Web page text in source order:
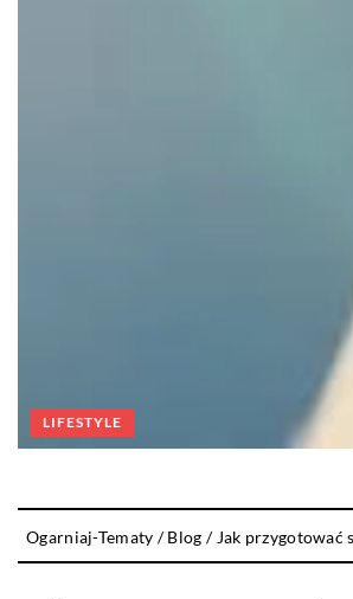
LIFESTYLE
Ogarniaj-Tematy /Blog / Jak przygotować